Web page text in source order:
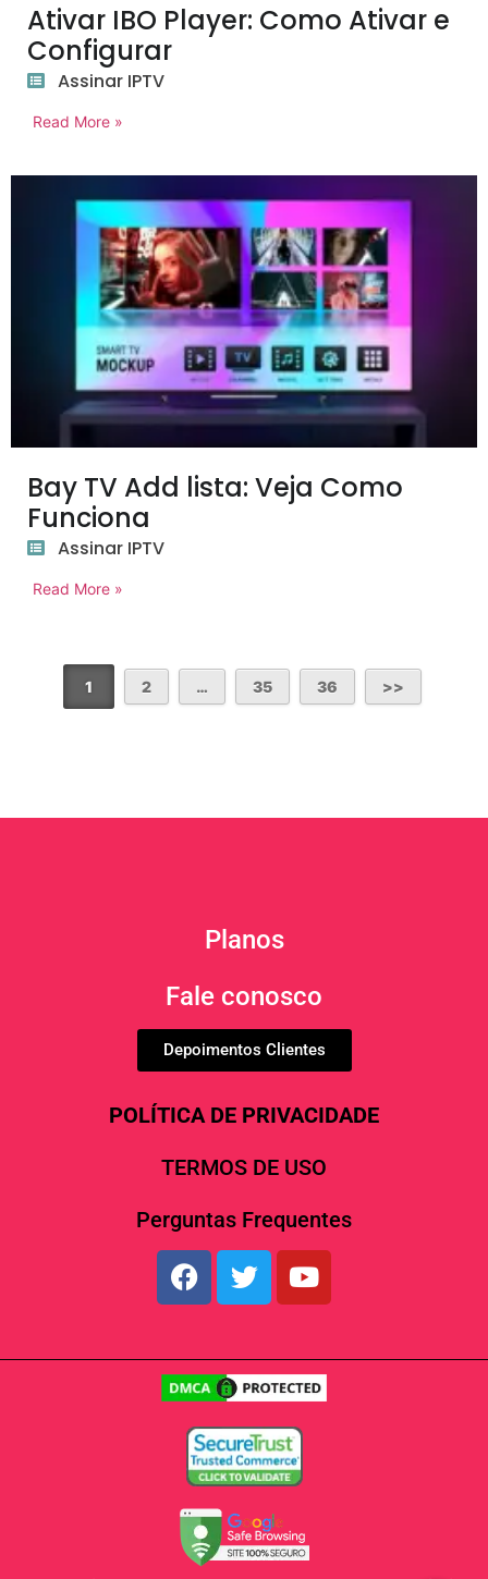
Ativar IBO Player: Como Ativar e
Configurar
Assinar IPTV
Read More »
Bay TV Add lista: Veja Como
Funciona
Assinar IPTV
Read More »
1 2 … 35 36
Planos
Fale conosco
Depoimentos Clientes
POLÍTICA DE PRIVACIDADE
TERMOS DE USO
Perguntas Frequentes